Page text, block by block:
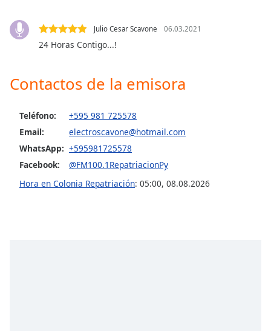
subtitles
settings,
settings
subtitles
,
selected
Audio
Julio Cesar Scavone 06.03.2021
24 Horas Contigo...!
Contactos de la emisora
Teléfono:
+595 981 725578
Email:
electroscavone@hotmail.com
WhatsApp: +595981725578
Facebook:
@FM100.1RepatriacionPy
Hora en Colonia Repatriación: 05:00, 08.08.2026